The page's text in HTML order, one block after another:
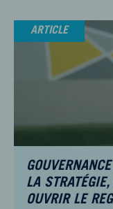
ARTICLE
LA
OUVRIR LE